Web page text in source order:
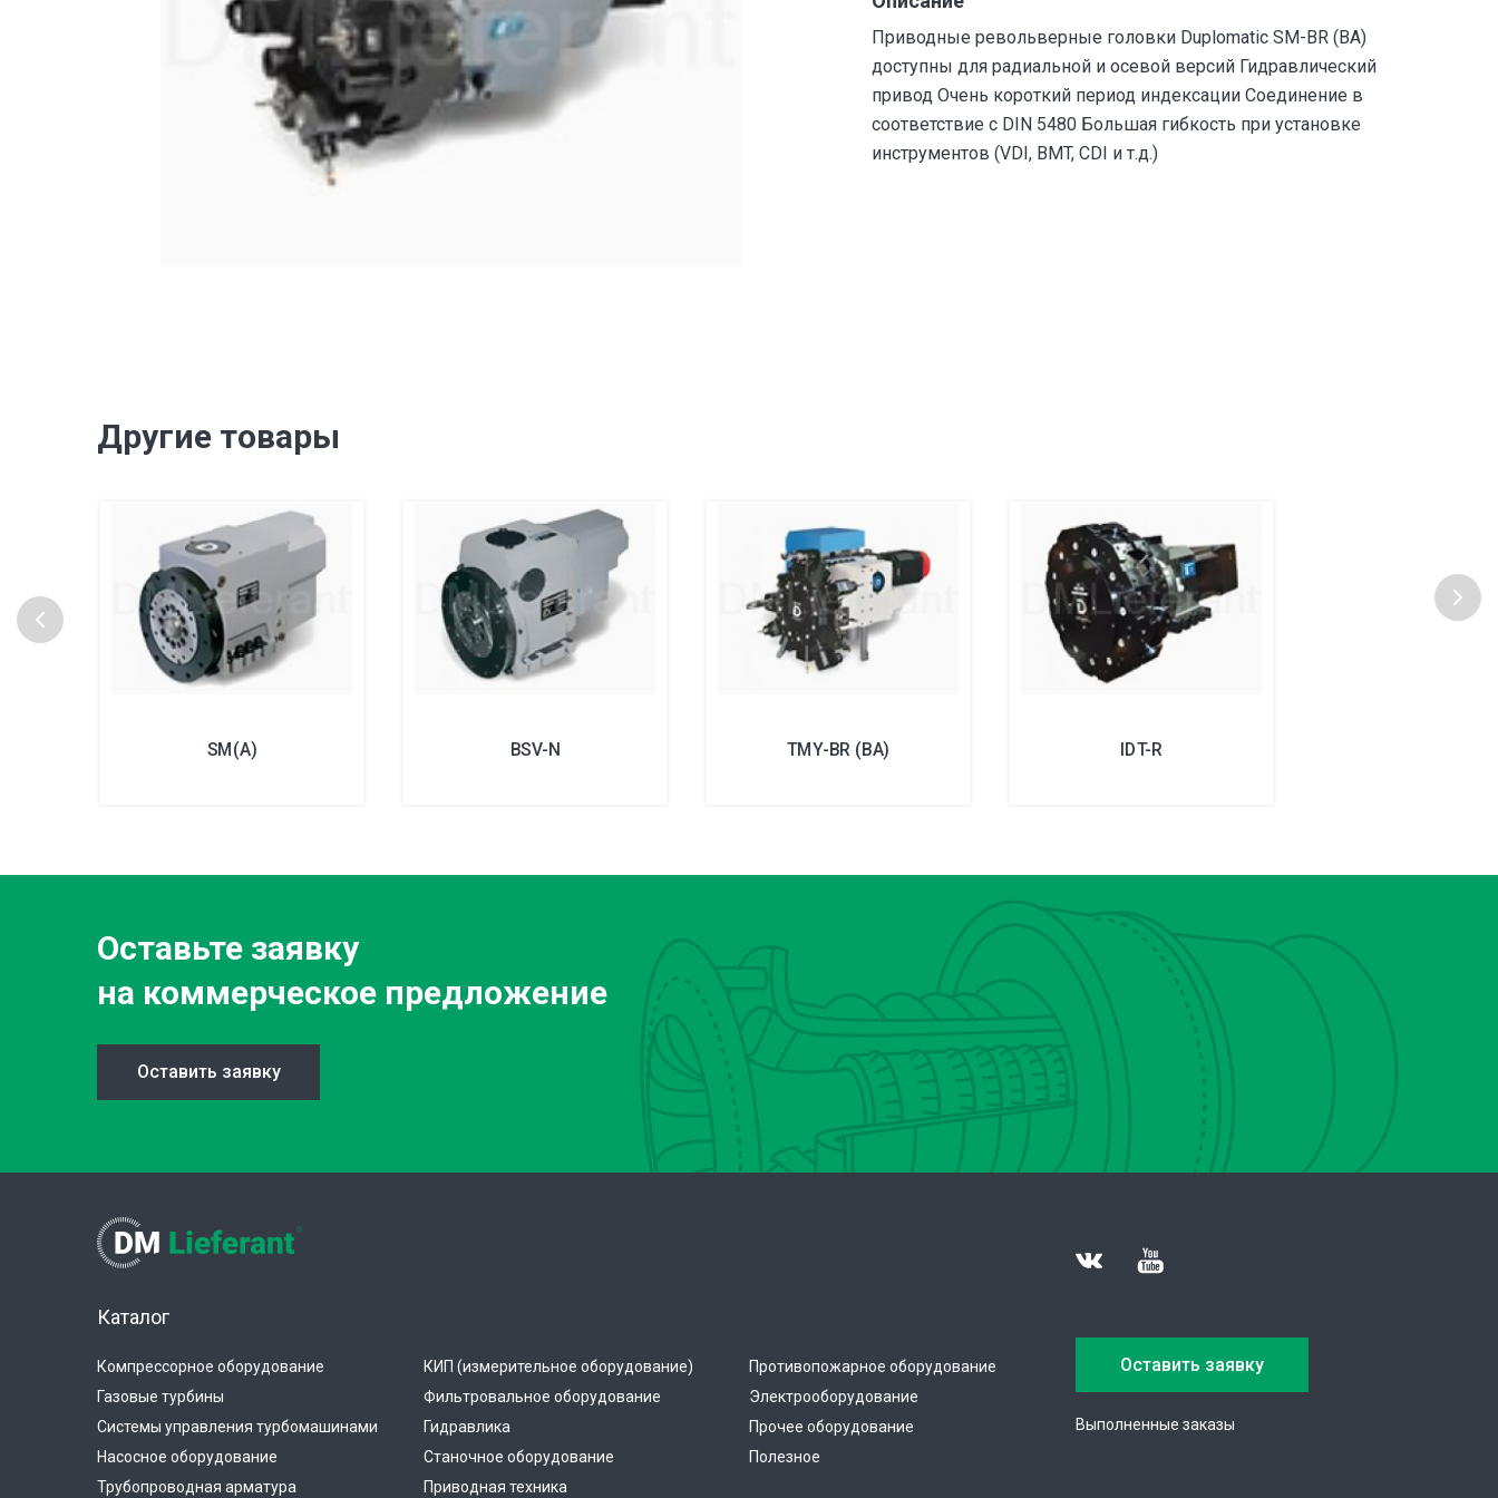
Приводные револьверные головки Duplomatic SM-BR (BA)
доступны для радиальной и осевой версий Гидравлический
привод Очень короткий период индексации Соединение в
соответствие с DIN 5480 Большая гибкость при установке
инструментов (VDI, BMT, CDI и т.д.)
Другие товары
SM(A) BSV-N TMY-BR (BA) IDT-R
Оставьте заявку
на коммерческое предложение
Оставить заявку
Каталог
Компрессорное оборудование
Газовые турбины
Системы управления турбомашинами
Насосное оборудование
Трубопроводная арматура
КИП (измерительное оборудование)
Фильтровальное оборудование
Гидравлика
Станочное оборудование
Приводная техника
Противопожарное оборудование
Электрооборудование
Прочее оборудование
Полезное
Оставить заявку
Выполненные заказы